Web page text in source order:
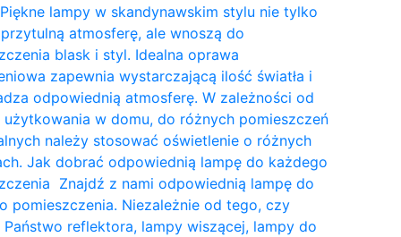
lampy w skandynawskim stylu nie tylko
atmosferę, ale wnoszą do
blask i styl. Idealna oprawa
zapewnia wystarczającą ilość światła i
odpowiednią atmosferę. W zależności od
użytkowania w domu, do różnych pomieszczeń
należy stosować oświetlenie o różnych
Jak dobrać odpowiednią lampę do każdego
Znajdź z nami odpowiednią lampę do
pomieszczenia. Niezależnie od tego, czy
Państwo reflektora, lampy wiszącej, lampy do